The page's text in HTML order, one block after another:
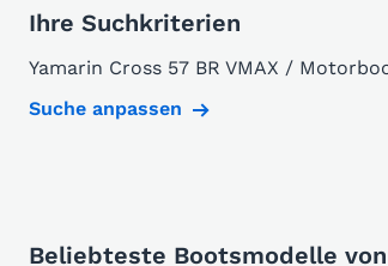
Ihre Suchkriterien
Yamarin Cross 57 BR VMAX /
Suche anpassen
Beliebteste Bootsmodelle von